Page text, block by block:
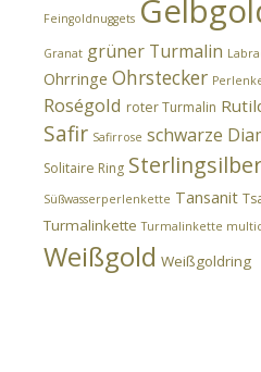
Feingoldnuggets
Granat grüner Turmalin
Ohrringe Ohrstecker
Roségold roter Turmalin
Safir Safirrose schwarze
Solitaire Ring Sterlingsilber
Süßwasserperlenkette Tansanit
Turmalinkette Turmalinkette
Weißgold Weißgoldring